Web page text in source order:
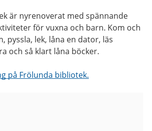
är nyrenoverat med spännande
för vuxna och barn. Kom och
pyssla, lek, låna en dator, läs
och så klart låna böcker.
på Frölunda bibliotek.